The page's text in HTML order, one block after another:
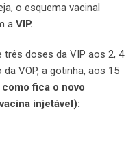
o esquema vacinal
a VIP.
três doses da VIP aos 2, 4
VOP, a gotinha, aos 15
como fica o novo
injetável):